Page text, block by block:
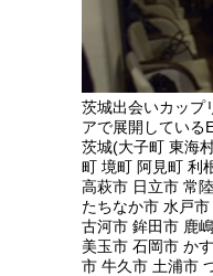
茨城出会いカップ
アで展開している
茨城(大子町 東海
町 境町 阿見町 利
高萩市 日立市 常
たちなか市 水戸
古河市 鉾田市 鹿
美玉市 石岡市 か
市 牛久市 土浦市